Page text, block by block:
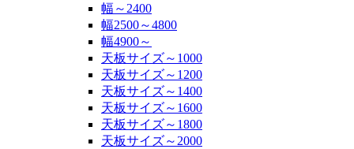
幅～2400
幅2500～4800
幅4900～
天板サイズ～1000
天板サイズ～1200
天板サイズ～1400
天板サイズ～1600
天板サイズ～1800
天板サイズ～2000